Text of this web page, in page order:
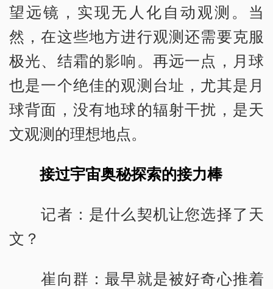
望远镜，实现无人化自动观测。当
然，在这些地方进行观测还需要克服
极光、结霜的影响。再远一点，月球
也是一个绝佳的观测台址，尤其是月
球背面，没有地球的辐射干扰，是天
文观测的理想地点。
接过宇宙奥秘探索的接力棒
记者：是什么契机让您选择了天
文？
崔向群：最早就是被好奇心推着